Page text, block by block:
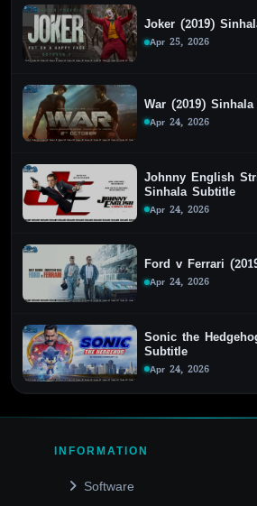
Joker (2019)
Apr 25, 2026
War (2019)
Apr 24, 2026
Johnny English
Sinhala Subtitle
Apr 24, 2026
Ford v Ferrari
Apr 24, 2026
Sonic the
Subtitle
Apr 24, 2026
INFORMATION
Software